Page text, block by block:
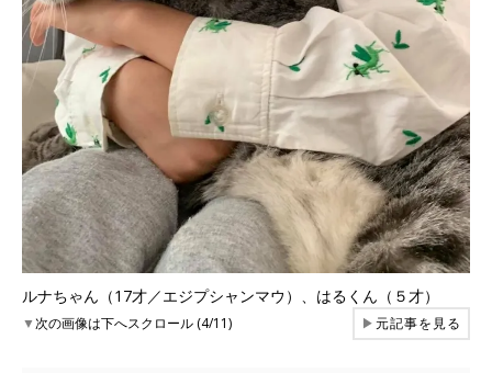
ルナちゃん（17才／エジプシャンマウ）、はるくん（５才）
▼次の画像は下へスクロール (4/11) ▶元記事を見る